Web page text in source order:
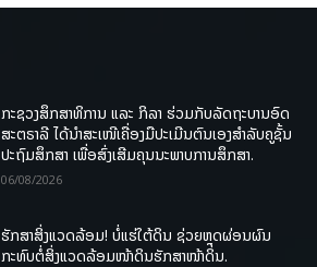
ກະຊວງສຶກສາທິການ ແລະ ກິລາ ຮ່ວມກັບລັດຖະບານອົດ
ສະຕຣາລີ ໄດ້ນຳສະເໜີເຄື່ອງມືປະເມີນຕົນເອງສຳລັບຄູຊັ້ນ
ປະຖົມສຶກສາ ເພື່ອສົ່ງເສີມຄຸນນະພາບການສຶກສາ.
06/08/2026
ຮັກສາສິ່ງແວດລ້ອມ! ບໍ່ແຮ່ໃຕ້ດິນ ຊ່ວຍຫຼຸດຜ່ອນຜົນ
ກະທົບຕໍ່ສິ່ງແວດລ້ອມໜ້າດິນຮັກສາໜ້າດິນ.